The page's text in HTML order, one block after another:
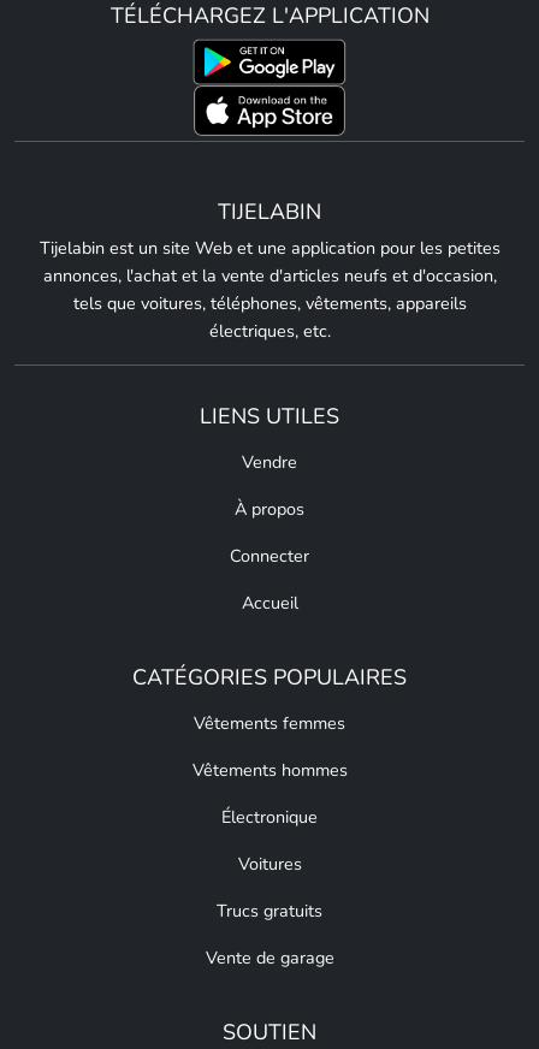
TÉLÉCHARGEZ L'APPLICATION
TIJELABIN
Tijelabin est un site Web et une application pour les petites
annonces, l'achat et la vente d'articles neufs et d'occasion,
tels que voitures, téléphones, vêtements, appareils
électriques, etc.
LIENS UTILES
Vendre
À propos
Connecter
Accueil
CATÉGORIES POPULAIRES
Vêtements femmes
Vêtements hommes
Électronique
Voitures
Trucs gratuits
Vente de garage
SOUTIEN